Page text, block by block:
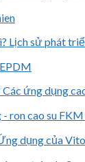
Lịch sử phát
ứng dụng
dụng của